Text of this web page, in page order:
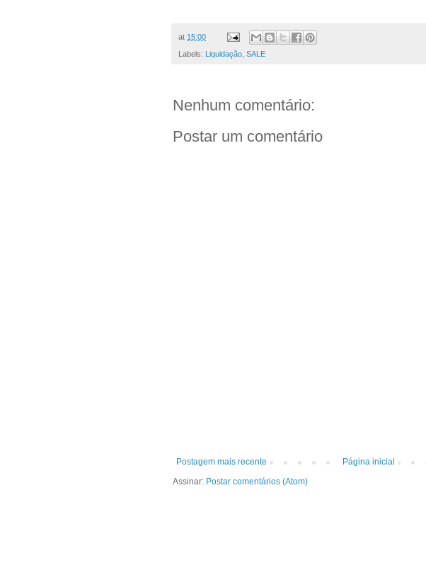
at 15:00
Labels: Liquidação SALE
Nenhum comentário:
Postar um comentário
Postagem mais recente
Página inicial
Assinar: Postar comentários (Atom)